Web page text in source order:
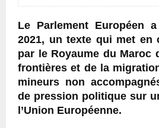
Le Parlement Européen
2021, un texte qui met en
par le Royaume du Maroc
frontières et de la
mineurs non
de pression politique sur
l’Union Européenne.